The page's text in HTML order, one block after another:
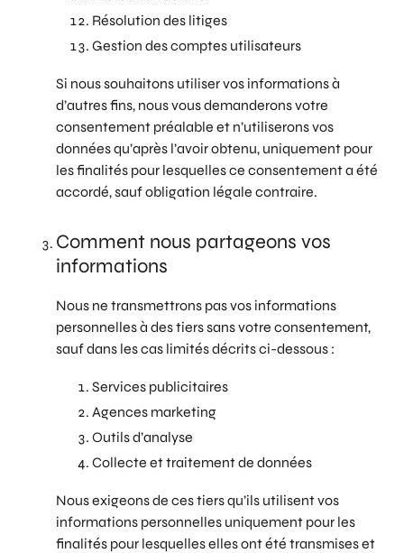
Résolution des litiges
Gestion des comptes utilisateurs
Si nous souhaitons utiliser vos informations à
d’autres fins, nous vous demanderons votre
consentement préalable et n’utiliserons vos
données qu’après l’avoir obtenu, uniquement pour
les finalités pour lesquelles ce consentement a été
accordé, sauf obligation légale contraire.
Comment nous partageons vos
informations
Nous ne transmettrons pas vos informations
personnelles à des tiers sans votre consentement,
sauf dans les cas limités décrits ci-dessous :
Services publicitaires
Agences marketing
Outils d’analyse
Collecte et traitement de données
Nous exigeons de ces tiers qu’ils utilisent vos
informations personnelles uniquement pour les
finalités pour lesquelles elles ont été transmises et